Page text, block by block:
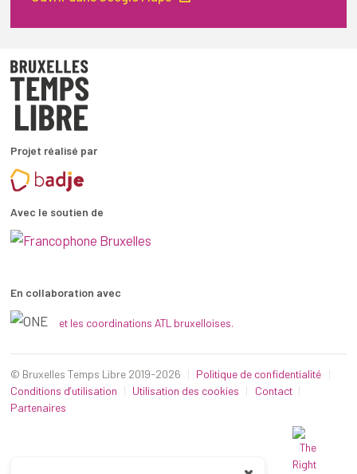
Projet réalisé par
Avec le soutien de
En collaboration avec
et les coordinations ATL bruxelloises.
© Bruxelles Temps Libre 2019-2026
Politique de confidentialité
Conditions d’utilisation
Utilisation des cookies
Contact
Partenaires